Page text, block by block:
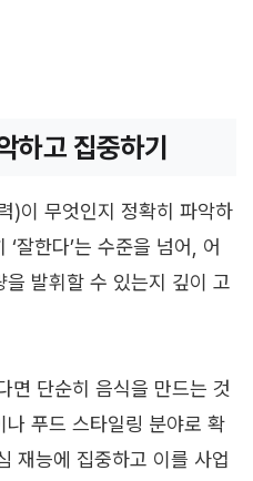
하고 집중하기
)이 무엇인지 정확히 파악하
잘한다’는 수준을 넘어, 어
발휘할 수 있는지 깊이 고
면 단순히 음식을 만드는 것
푸드 스타일링 분야로 확
재능에 집중하고 이를 사업